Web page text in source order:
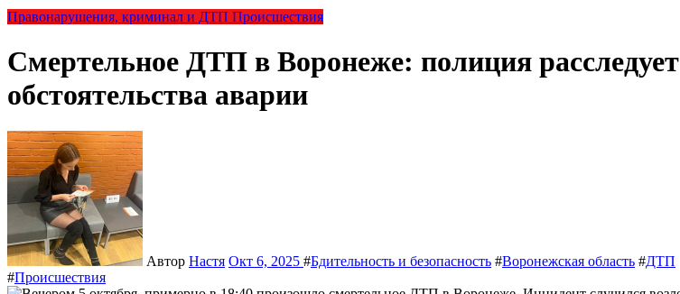
Правонарушения, криминал и ДТП Происшествия
Смертельное ДТП в Воронеже: полиция расследует
обстоятельства аварии
Автор Настя Окт 6, 2025 #Бдительность и безопасность #Воронежская область #ДТП
#Происшествия